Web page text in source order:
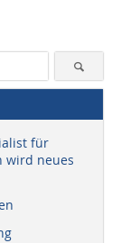
für
wird neues